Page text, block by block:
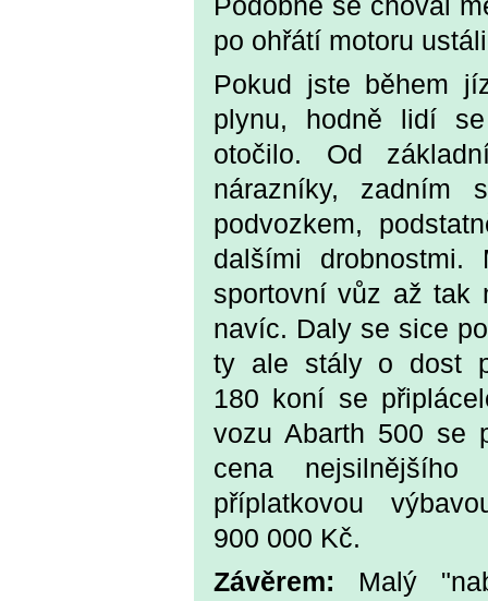
Podobně se choval
po ohřátí motoru
Pokud jste během
plynu, hodně lidí
otočilo. Od
nárazníky, zadním
podvozkem,
dalšími
sportovní vůz až tak
navíc. Daly se sice
ty ale stály o dost
180 koní se
vozu Abarth 500 se
cena
příplatkovou
900 000 Kč.
Závěrem: Malý